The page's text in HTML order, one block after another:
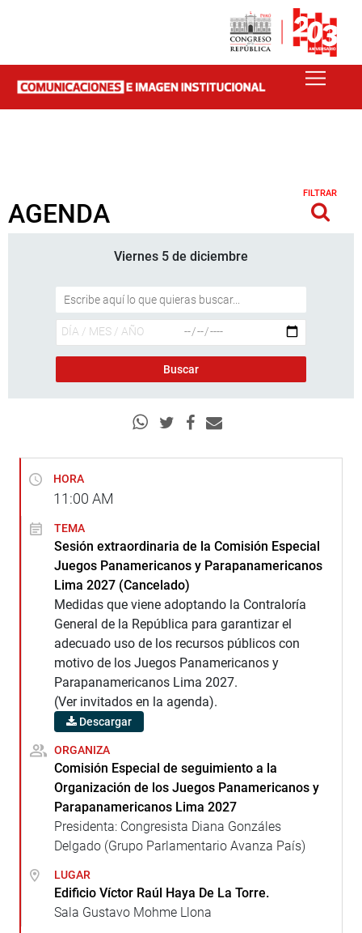
AGENDA
FILTRAR
Viernes 5 de diciembre
HORA
11:00 AM
TEMA
Sesión extraordinaria de la Comisión Especial
Juegos Panamericanos y Parapanamericanos
Lima 2027 (Cancelado)
Medidas que viene adoptando la Contraloría
General de la República para garantizar el
adecuado uso de los recursos públicos con
motivo de los Juegos Panamericanos y
Parapanamericanos Lima 2027.
(Ver invitados en la agenda).
Descargar
ORGANIZA
Comisión Especial de seguimiento a la
Organización de los Juegos Panamericanos y
Parapanamericanos Lima 2027
Presidenta: Congresista Diana Gonzáles
Delgado (Grupo Parlamentario Avanza País)
LUGAR
Edificio Víctor Raúl Haya De La Torre.
Sala Gustavo Mohme Llona